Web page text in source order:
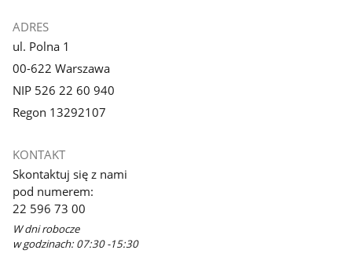
ADRES
ul. Polna 1
00-622 Warszawa
NIP 526 22 60 940
Regon 13292107
KONTAKT
Skontaktuj się z nami
pod numerem:
22 596 73 00
W dni robocze
w godzinach: 07:30 -15:30